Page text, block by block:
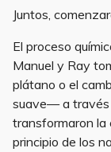
Juntos,
El proceso
Manuel y Ray
plátano o el
suave— a través
transformaron la
principio de los